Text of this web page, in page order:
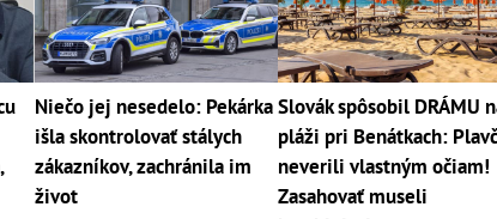
Niečo jej nesedelo: Pekárka
išla skontrolovať stálych
zákazníkov, zachránila im
život
Slovák spôsobil DRÁMU
pláži pri Benátkach:
neverili vlastným očiam!
Zasahovať museli